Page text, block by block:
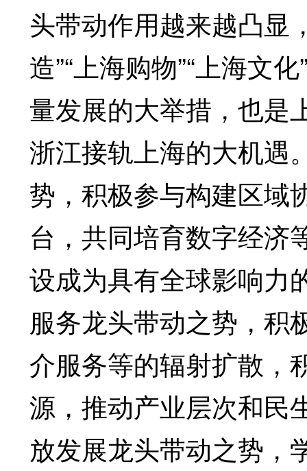
头带动作用越来越凸显
造”“上海购物”“上海文
量发展的大举措，也是
浙江接轨上海的大机遇
势，积极参与构建区域
台，共同培育数字经济
设成为具有全球影响力
服务龙头带动之势，积
介服务等的辐射扩散，
源，推动产业层次和民
放发展龙头带动之势，